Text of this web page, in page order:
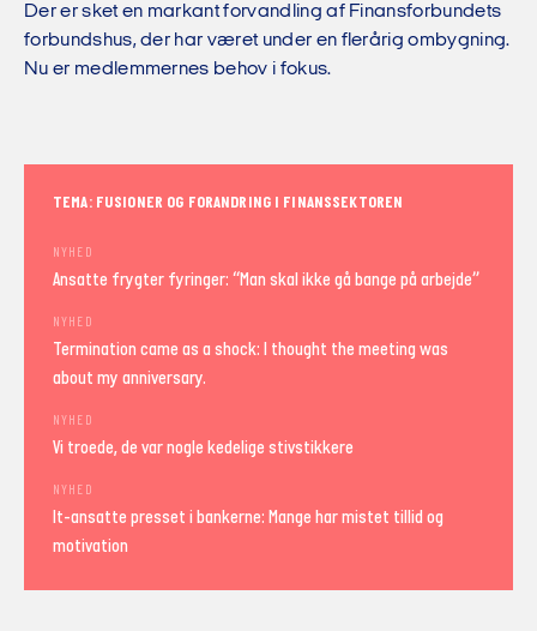
Der er sket en markant forvandling af Finansforbundets
forbundshus, der har været under en flerårig ombygning.
Nu er medlemmernes behov i fokus.
TEMA: FUSIONER OG FORANDRING I FINANSSEKTOREN
NYHED
Ansatte frygter fyringer: “Man skal ikke gå bange på arbejde”
NYHED
Termination came as a shock: I thought the meeting was
about my anniversary.
NYHED
Vi troede, de var nogle kedelige stivstikkere
NYHED
It-ansatte presset i bankerne: Mange har mistet tillid og
motivation